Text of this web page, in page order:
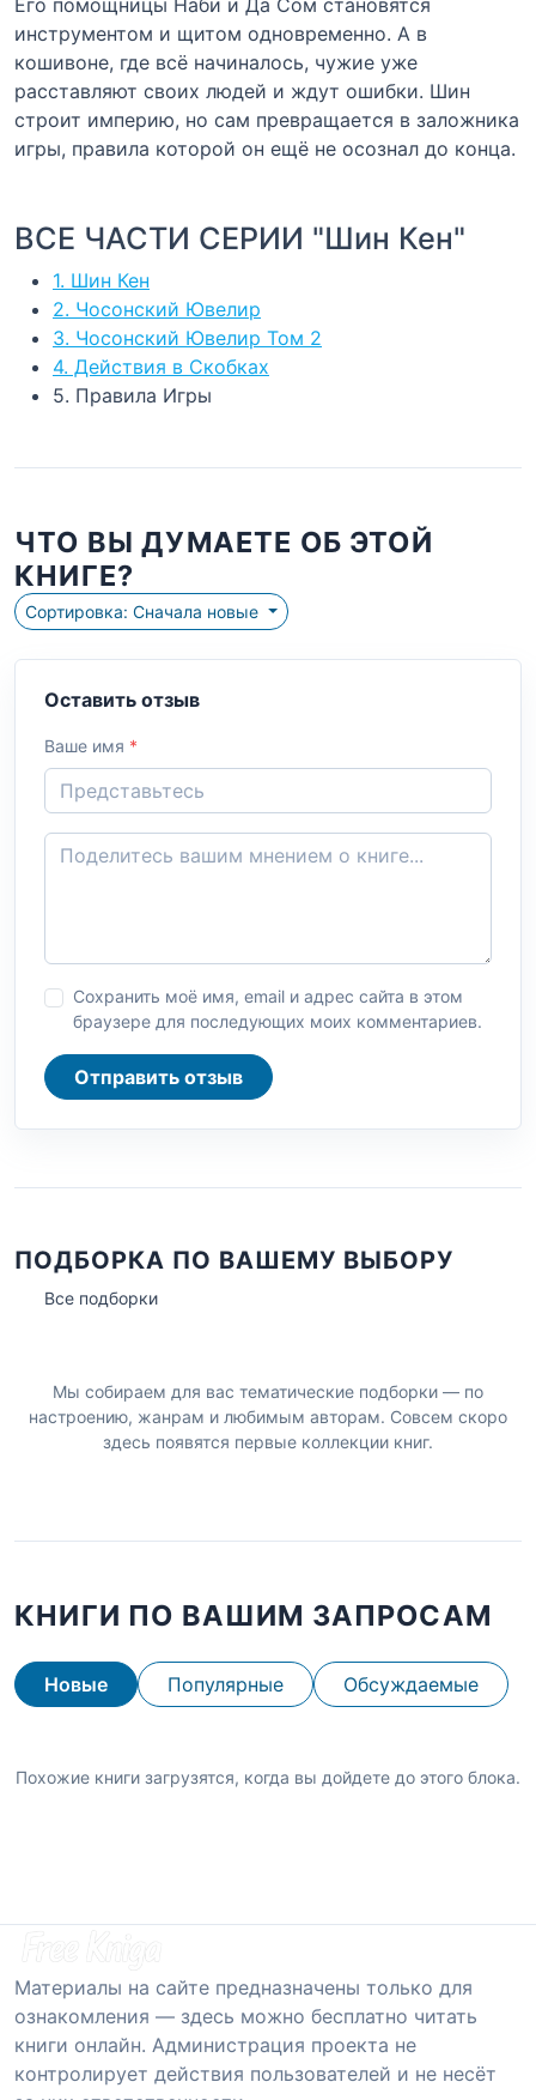
инструментом и щитом одновременно. А в
кошивоне, где всё начиналось, чужие уже
расставляют своих людей и ждут ошибки. Шин
строит империю, но сам превращается в заложника
игры, правила которой он ещё не осознал до конца.
ВСЕ ЧАСТИ СЕРИИ "Шин Кен"
1. Шин Кен
2. Чосонский Ювелир
3. Чосонский Ювелир Том 2
4. Действия в Скобках
5. Правила Игры
ЧТО ВЫ ДУМАЕТЕ ОБ ЭТОЙ
КНИГЕ?
Сортировка: Сначала новые
Оставить отзыв
Ваше имя *
Сохранить моё имя, email и адрес сайта в этом
браузере для последующих моих комментариев.
Отправить отзыв
ПОДБОРКА ПО ВАШЕМУ ВЫБОРУ
Все подборки
Мы собираем для вас тематические подборки — по
настроению, жанрам и любимым авторам. Совсем скоро
здесь появятся первые коллекции книг.
КНИГИ ПО ВАШИМ ЗАПРОСАМ
Новые Популярные Обсуждаемые
Похожие книги загрузятся, когда вы дойдете до этого блока.
Материалы на сайте предназначены только для
ознакомления — здесь можно бесплатно читать
книги онлайн. Администрация проекта не
контролирует действия пользователей и не несёт